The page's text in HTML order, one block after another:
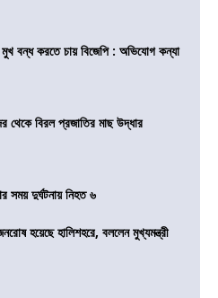
বন্ধ করতে চায় বিজেপি : অভিযোগ কন্যা
থেকে বিরল প্রজাতির মাছ উদ্ধার
সময় দুর্ঘটনায় নিহত ৬
হয়েছে হালিশহরে, বললেন মুখ্যমন্ত্রী